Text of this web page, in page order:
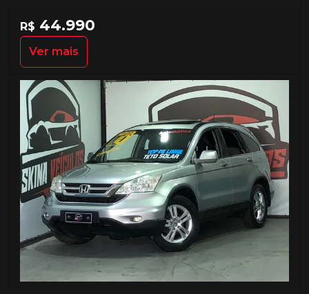
R$ 44.990
Ver mais